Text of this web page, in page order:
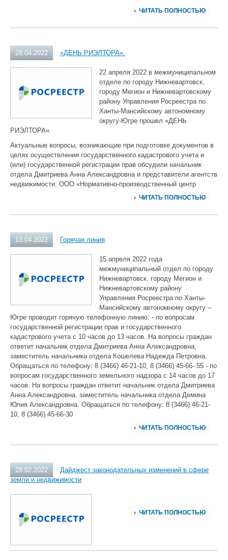
ЧИТАТЬ ПОЛНОСТЬЮ
28.04.2022 «ДЕНЬ РИЭЛТОРА».
22 апреля 2022 в межмуниципальном
отделе по городу Нижневартовск,
городу Мегион и Нижневартовскому
району Управления Росреестра по
Ханты-Мансийскому автономному
округу-Югре прошел «ДЕНЬ
РИЭЛТОРА».
Актуальные вопросы, возникающие при подготовке документов в
целях осуществления государственного кадастрового учета и
(или) государственной регистрации прав обсудили начальник
отдела Дмитриева Анна Александровна и представители агентств
недвижимости: ООО «Нормативно-производственный центр
ЧИТАТЬ ПОЛНОСТЬЮ
13.04.2022 Горячая линия
15 апреля 2022 года
межмуниципальный отдел по городу
Нижневартовск, городу Мегион и
Нижневартовскому району
Управления Росреестра по Ханты-
Мансийскому автономному округу –
Югре проводит горячую телефонную линию: - по вопросам
государственной регистрации прав и государственного
кадастрового учета с 10 часов до 13 часов. На вопросы граждан
ответит начальник отдела Дмитриева Анна Александровна,
заместитель начальника отдела Кошелева Надежда Петровна.
Обращаться по телефону: 8 (3466) 46-21-10, 8 (3466) 45-66- 55 - по
вопросам государственного земельного надзора с 14 часов до 17
часов. На вопросы граждан ответит начальник отдела Дмитриева
Анна Александровна, заместитель начальника отдела Демина
Юлия Александровна. Обращаться по телефону: 8 (3466) 46-21-
10, 8 (3466) 45-66-30
ЧИТАТЬ ПОЛНОСТЬЮ
28.02.2022
Дайджест законодательных изменений в сфере
земли и недвижимости
ЧИТАТЬ ПОЛНОСТЬЮ